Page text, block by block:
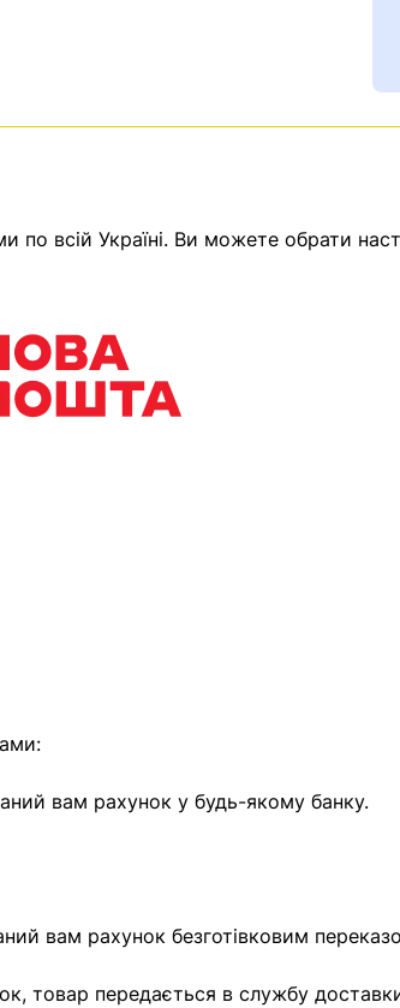
з
часом
всій Україні. Ви можете обрати
вам рахунок у будь-якому банку.
вам рахунок безготівковим
товар передається в службу